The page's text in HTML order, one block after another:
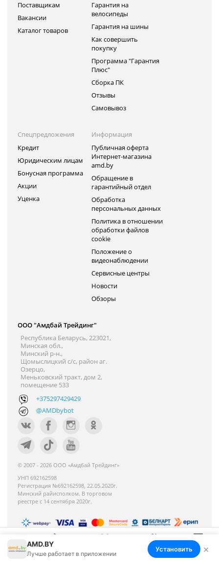
Меню Корзина Избранное Сравнение Войти
Поставщикам
Вакансии
Каталог товаров
Гарантия на
велосипеды
Гарантия на шины
Как совершить
покупку
Программа "Гарантия
Плюс"
Сборка ПК
Отзывы
Самовывоз
Спецпредложения
Кредит
Юридическим лицам
Бонусная программа
Акции
Уценка
Информация
Публичная оферта
Интернет-магазина
amd.by
Обращение в
гарантийный отдел
Обработка
персональных данных
Политика в отношении
обработки файлов
cookie
Положение о
видеонаблюдении
Сервисные центры
Новости
Обзоры
ООО "Амдбай Трейдинг"
Республика Беларусь, 223021,
Минская обл.,
Минский р-н.,
Щомыслицкий с/с, район аг.
Озерцо,
Меньковский тракт, дом 2,
помещение 533
+375297429429
@AMDbybot
© 2007 - 2026 ООО «Амдбай Трейдинг»
УНП 692162598
Регистрация №692162598, 22.05.2020г.
Минский райисполком. В торговом
реестре с 14 сентября 2020г.
Номер телефона работников местных
исполнительных и распорядительных органов по
AMD.BY
Лучше работает в приложении
Установить ×